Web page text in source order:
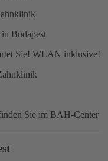
Budapest
Sie! WLAN inklusive!
Sie im BAH-Center